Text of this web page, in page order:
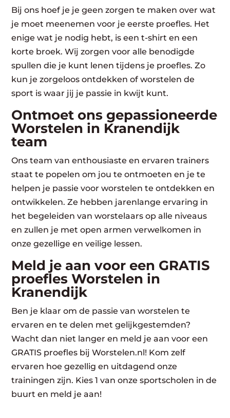
Bij ons hoef je je geen zorgen te maken over wat
je moet meenemen voor je eerste proefles. Het
enige wat je nodig hebt, is een t-shirt en een
korte broek. Wij zorgen voor alle benodigde
spullen die je kunt lenen tijdens je proefles. Zo
kun je zorgeloos ontdekken of worstelen de
sport is waar jij je passie in kwijt kunt.
Ontmoet ons gepassioneerde
Worstelen in Kranendijk
team
Ons team van enthousiaste en ervaren trainers
staat te popelen om jou te ontmoeten en je te
helpen je passie voor worstelen te ontdekken en
ontwikkelen. Ze hebben jarenlange ervaring in
het begeleiden van worstelaars op alle niveaus
en zullen je met open armen verwelkomen in
onze gezellige en veilige lessen.
Meld je aan voor een GRATIS
proefles Worstelen in
Kranendijk
Ben je klaar om de passie van worstelen te
ervaren en te delen met gelijkgestemden?
Wacht dan niet langer en meld je aan voor een
GRATIS proefles bij Worstelen.nl! Kom zelf
ervaren hoe gezellig en uitdagend onze
trainingen zijn. Kies 1 van onze sportscholen in de
buurt en meld je aan!